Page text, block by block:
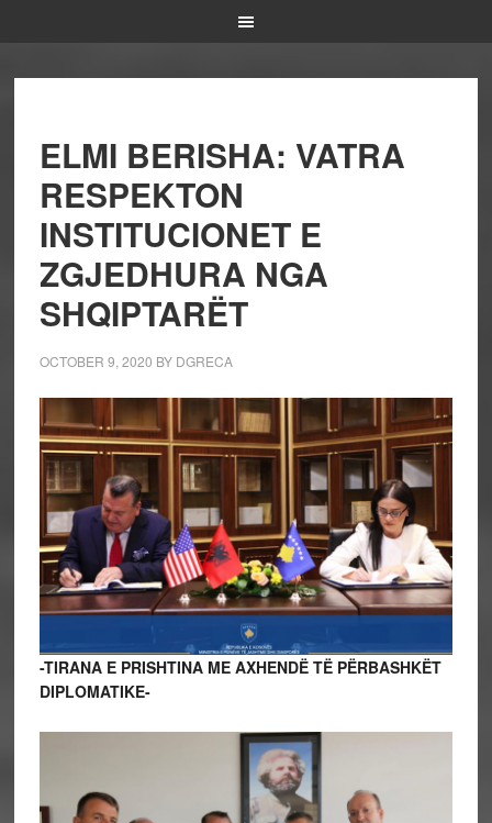
ELMI BERISHA: VATRA
RESPEKTON
INSTITUCIONET E
ZGJEDHURA NGA
SHQIPTARËT
OCTOBER 9, 2020 BY DGRECA
-TIRANA E PRISHTINA ME AXHENDË TË PËRBASHKËT
DIPLOMATIKE-